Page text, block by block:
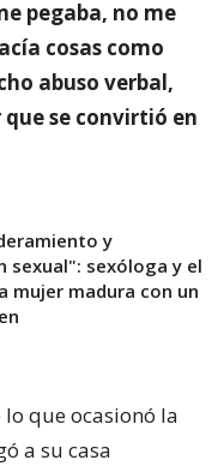
pegaba, no me
cosas como
abuso verbal,
se convirtió en
y
sexual": sexóloga y el
mujer madura con un
lo que ocasionó la
a su casa